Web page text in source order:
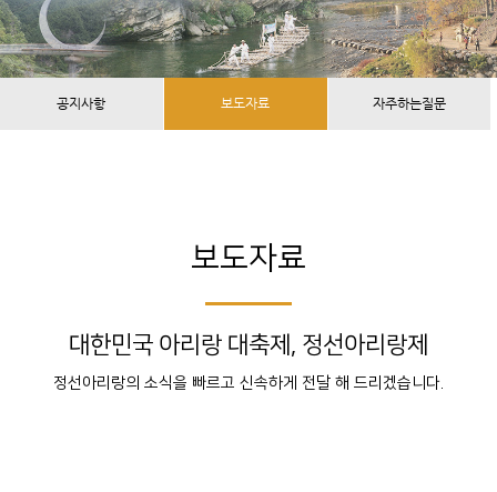
공지사항 보도자료 자주하는질문
보도자료
대한민국 아리랑 대축제, 정선아리랑제
정선아리랑의 소식을 빠르고 신속하게 전달 해 드리겠습니다.